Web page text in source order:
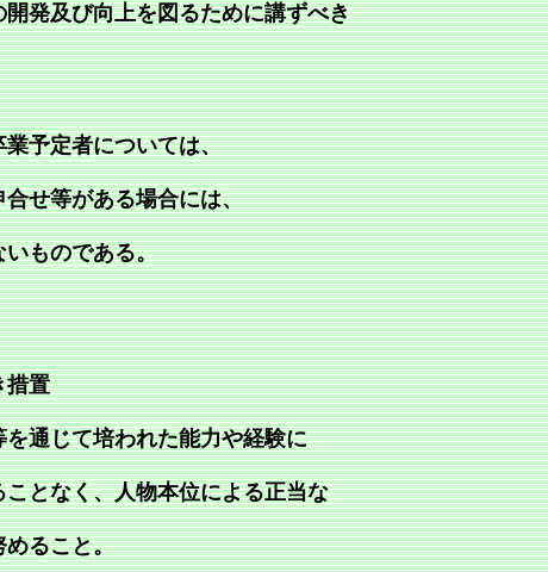
発及び向上を図るために講ずべき
予定者については、
せ等がある場合には、
ものである。
措置
通じて培われた能力や経験に
となく、人物本位による正当な
めること。